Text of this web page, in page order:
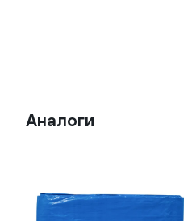
Аналоги